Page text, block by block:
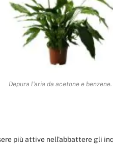
Depura l’aria da acetone e benzene.
più attive nell’abbattere gli